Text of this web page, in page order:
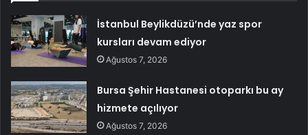
İstanbul Beylikdüzü’nde yaz spor
kursları devam ediyor
Ağustos 7, 2026
Bursa Şehir Hastanesi otoparkı bu ay
hizmete açılıyor
Ağustos 7, 2026